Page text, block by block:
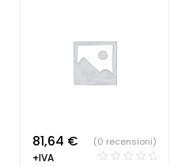
81,64 €
+IVA
(0 recensioni)